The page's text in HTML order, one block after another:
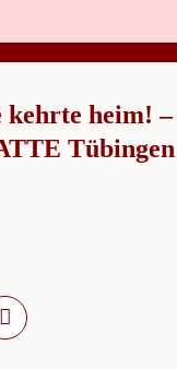
kehrte heim! –
Tübingen